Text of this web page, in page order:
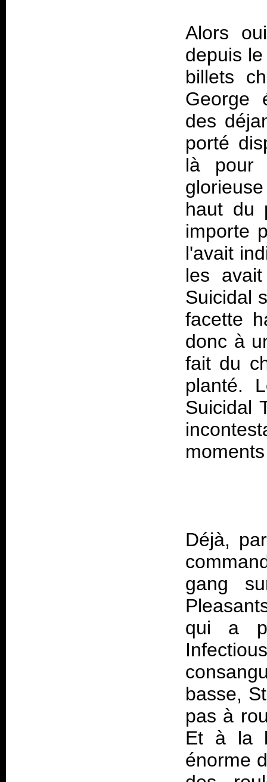
Alors
depuis
billets
George
des
porté
là pour
haut du
importe
l'avait
les
Suicidal
facette
donc à
fait du
planté.
Suicidal
Déjà,
gang
qui a
basse,
pas à
Et à la
énorme